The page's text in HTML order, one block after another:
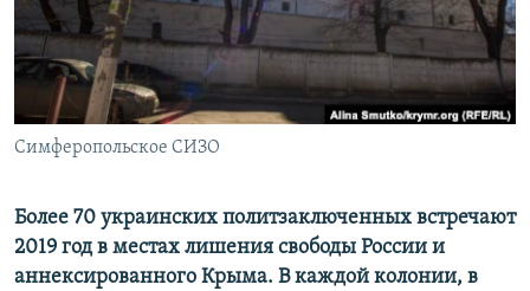
ПОБЕДИТЕЛЕЙ НЕ СУДЯТ?
КРЫМ.НЕПОКОРЕННЫЙ
ELIFBE
УКРАИНСКАЯ ПРОБЛЕМА КРЫМА
ПРИСОЕДИНЯЙТЕСЬ!
Симферопольское СИЗО
Более 70 украинских политзаключенных встречают
2019 год в местах лишения свободы России и
аннексированного Крыма. В каждой колонии, в